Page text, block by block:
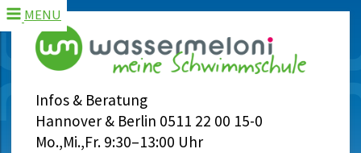
Infos & Beratung
Hannover & Berlin 0511 22 00 15-0
Mo.,Mi.,Fr. 9:30–13:00 Uhr
MENU